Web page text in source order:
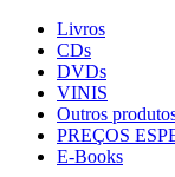
Livros
CDs
DVDs
VINIS
Outros
PREÇOS
E-Books